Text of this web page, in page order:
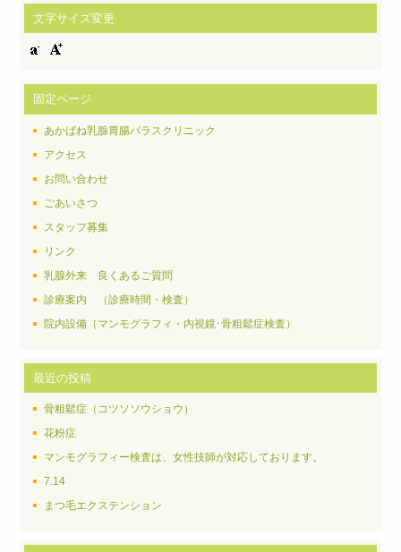
文字サイズ変更
固定ページ
あかばね乳腺胃腸パラスクリニック
アクセス
お問い合わせ
ごあいさつ
スタッフ募集
リンク
乳腺外来 良くあるご質問
診療案内 （診療時間・検査）
院内設備（マンモグラフィ・内視鏡･骨粗鬆症検査）
最近の投稿
骨粗鬆症（コツソソウショウ）
花粉症
マンモグラフィー検査は、女性技師が対応しております。
7.14
まつ毛エクステンション